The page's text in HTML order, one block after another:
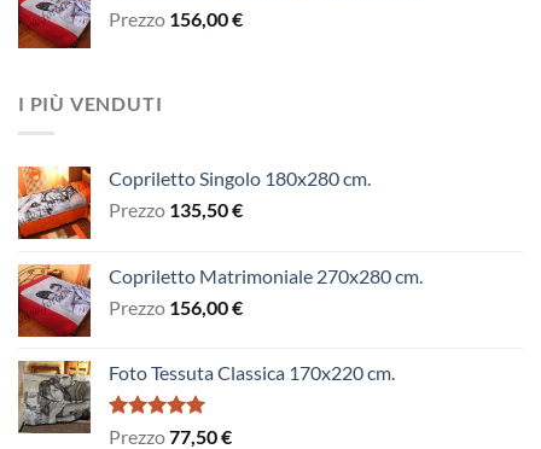
Prezzo 156,00€
I PIÙ VENDUTI
Copriletto Singolo 180x280 cm.
Prezzo 135,50€
Copriletto Matrimoniale 270x280 cm.
Prezzo 156,00€
Foto Tessuta Classica 170x220 cm.
Valutato
Prezzo77,50€